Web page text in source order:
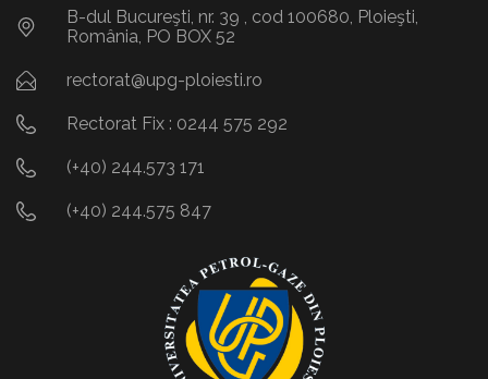
B-dul Bucureşti, nr. 39 , cod 100680, Ploieşti,
România, PO BOX 52
rectorat@upg-ploiesti.ro
Rectorat Fix : 0244 575 292
(+40) 244.573 171
(+40) 244.575 847